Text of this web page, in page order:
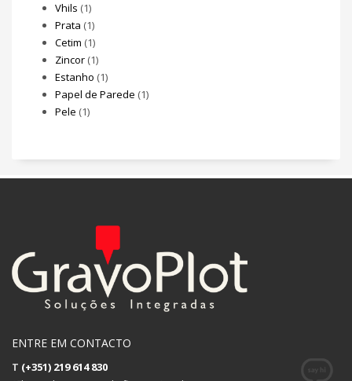
Vhils (1)
Prata (1)
Cetim (1)
Zincor (1)
Estanho (1)
Papel de Parede (1)
Pele (1)
ENTRE EM CONTACTO
T (+351) 219 614 830